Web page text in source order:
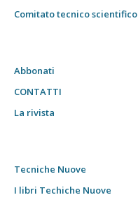
Comitato tecnico scientifico
Abbonati
CONTATTI
La rivista
Tecniche Nuove
I libri Techiche Nuove